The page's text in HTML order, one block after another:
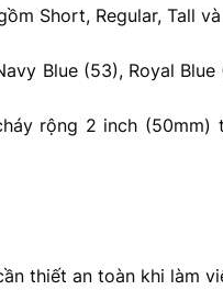
Short, Regular, Tall
Blue (53), Royal
rộng 2 inch
thiết an toàn khi làm